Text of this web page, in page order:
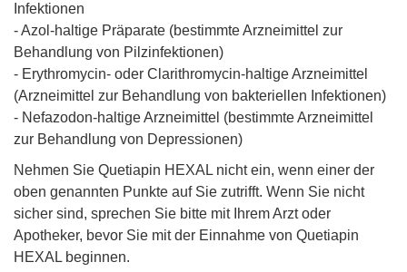
Infektionen
- Azol-haltige Präparate (bestimmte Arzneimittel zur
Behandlung von Pilzinfektionen)
- Erythromycin- oder Clarithromycin-haltige Arzneimittel
(Arzneimittel zur Behandlung von bakteriellen Infektionen)
- Nefazodon-haltige Arzneimittel (bestimmte Arzneimittel
zur Behandlung von Depressionen)
Nehmen Sie Quetiapin HEXAL nicht ein, wenn einer der
oben genannten Punkte auf Sie zutrifft. Wenn Sie nicht
sicher sind, sprechen Sie bitte mit Ihrem Arzt oder
Apotheker, bevor Sie mit der Einnahme von Quetiapin
HEXAL beginnen.